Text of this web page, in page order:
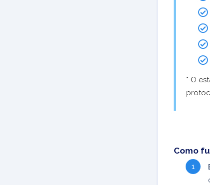
* O
Como